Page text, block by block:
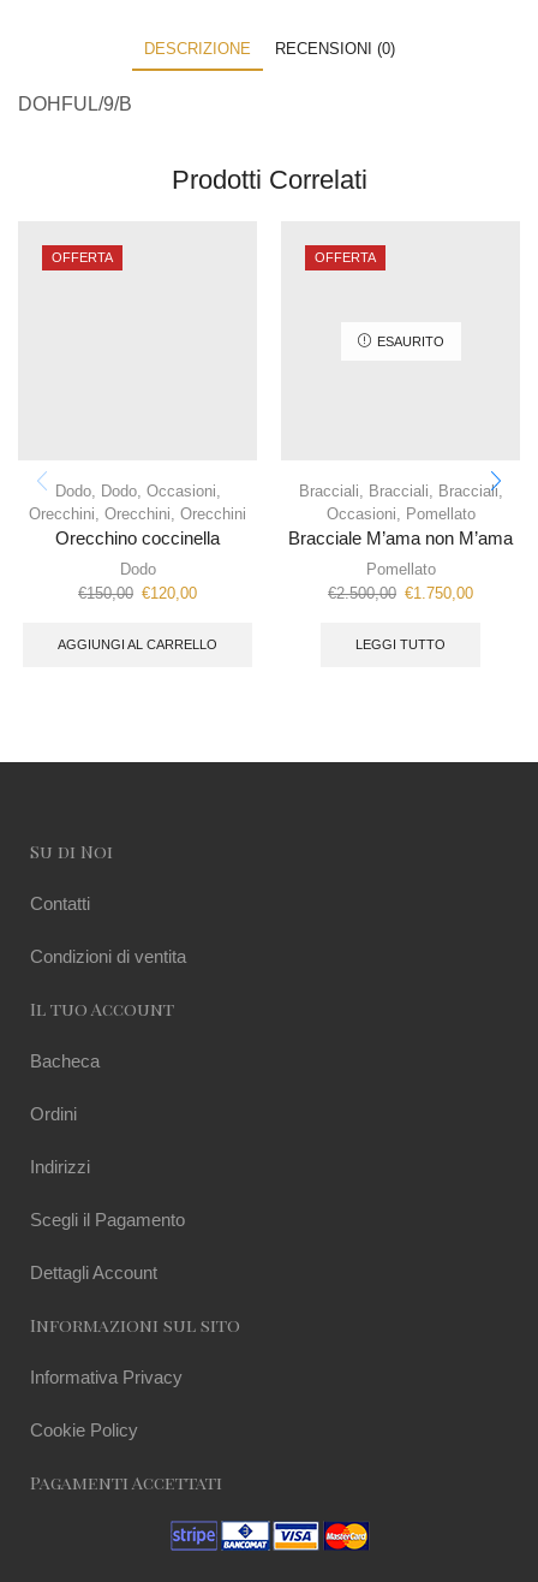
DESCRIZIONE RECENSIONI (0)
DOHFUL/9/B
Prodotti Correlati
OFFERTA
Dodo, Dodo, Occasioni,
Orecchini, Orecchini, Orecchini
Orecchino coccinella
Dodo
€150,00 €120,00
AGGIUNGI AL CARRELLO
OFFERTA
ESAURITO
Bracciali, Bracciali, Bracciali,
Occasioni, Pomellato
Bracciale M’ama non M’ama
Pomellato
€2.500,00 €1.750,00
LEGGI TUTTO
Su di Noi
Contatti
Condizioni di ventita
Il tuo Account
Bacheca
Ordini
Indirizzi
Scegli il Pagamento
Dettagli Account
Informazioni sul sito
Informativa Privacy
Cookie Policy
Pagamenti Accettati